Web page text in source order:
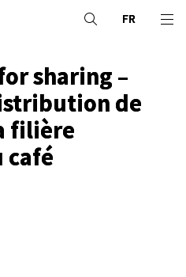
FR
sharing –
de
filière
café